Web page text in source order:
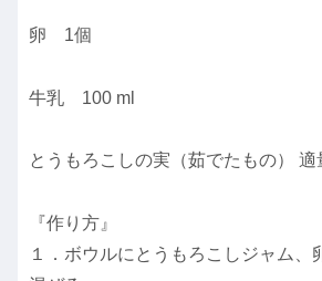
卵 1個
牛乳 100 ml
とうもろこしの実（茹でたもの） 適
『作り方』
１．ボウルにとうもろこしジャム、